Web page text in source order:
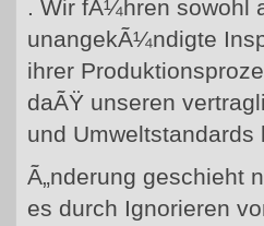
. Wir fÃ¼hren sowohl
unangekÃ¼ndigte
ihrer
daÃŸ unseren
und
Ã„nderung geschieht
es durch Ignorieren